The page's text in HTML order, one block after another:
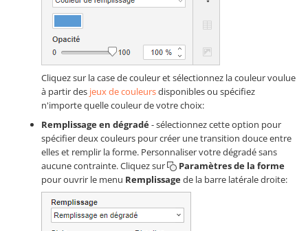
Cliquez sur la case de couleur et sélectionnez la couleur voulue
à partir des jeux de couleursdisponibles ou spécifiez
n'importe quelle couleur de votre choix:
Remplissage en dégradé- sélectionnez cette option pour
spécifier deux couleurs pour créer une transition douce entre
elles et remplir la forme. Personnaliser votre dégradé sans
aucune contrainte. Cliquez sur
Paramètres de la forme
pour ouvrir le menu Remplissagede la barre latérale droite: